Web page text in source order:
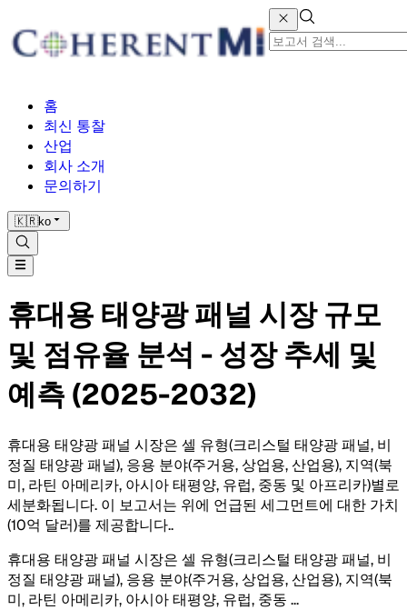
홈
최신 통찰
산업
회사 소개
문의하기
🇰🇷ko
휴대용 태양광 패널 시장 규모
및 점유율 분석 - 성장 추세 및
예측 (2025-2032)
휴대용 태양광 패널 시장은 셀 유형(크리스털 태양광 패널, 비
정질 태양광 패널), 응용 분야(주거용, 상업용, 산업용), 지역(북
미, 라틴 아메리카, 아시아 태평양, 유럽, 중동 및 아프리카)별로
세분화됩니다. 이 보고서는 위에 언급된 세그먼트에 대한 가치
(10억 달러)를 제공합니다..
휴대용 태양광 패널 시장은 셀 유형(크리스털 태양광 패널, 비
정질 태양광 패널), 응용 분야(주거용, 상업용, 산업용), 지역(북
미, 라틴 아메리카, 아시아 태평양, 유럽, 중동 ...